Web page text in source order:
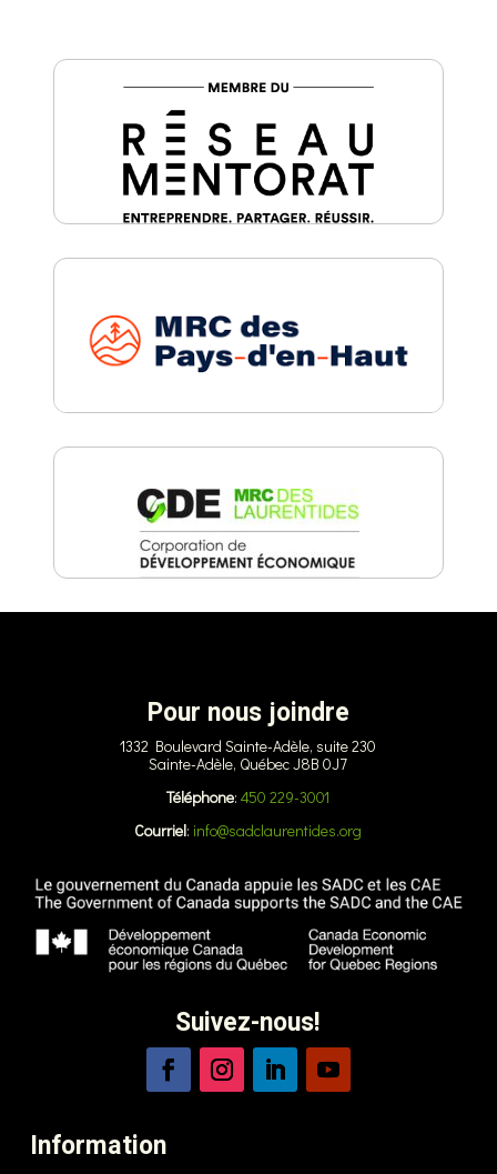
Pour nous joindre
1332 Boulevard Sainte-Adèle, suite 230
Sainte-Adèle, Québec J8B 0J7
Téléphone:450 229-3001
Courriel: info@sadclaurentides.org
Suivez-nous!
Information